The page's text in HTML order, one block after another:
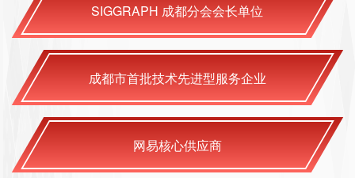
SIGGRAPH 成都分会会长单位
成都市首批技术先进型服务企业
网易核心供应商